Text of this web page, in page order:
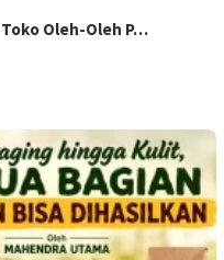
Toko Oleh-Oleh P…